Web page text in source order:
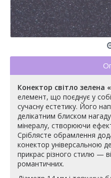
Конектор світло зелена
елемент, що поєднує у
сучасну естетику. Його
делікатним блиском
мінералу, створюючи
Сріблясте обрамлення
конектор універсальною
прикрас різного стилю —
романтичних.